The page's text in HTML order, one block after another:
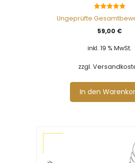
von 5
Ungeprüfte
59,00 €
inkl. 19 % MwSt.
zzgl.
In den